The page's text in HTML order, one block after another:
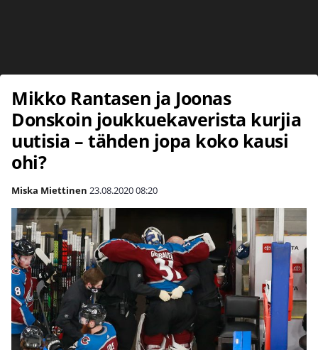
Mikko Rantasen ja Joonas
Donskoin joukkuekaverista kurjia
uutisia – tähden jopa koko kausi
ohi?
Miska Miettinen 23.08.202008:20